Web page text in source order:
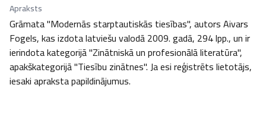
Apraksts
Grāmata "Modernās starptautiskās tiesības", autors Aivars
Fogels, kas izdota latviešu valodā 2009. gadā, 294 lpp., un ir
ierindota kategorijā "Zinātniskā un profesionālā literatūra",
apakškategorijā "Tiesību zinātnes". Ja esi reģistrēts lietotājs,
iesaki apraksta papildinājumus.